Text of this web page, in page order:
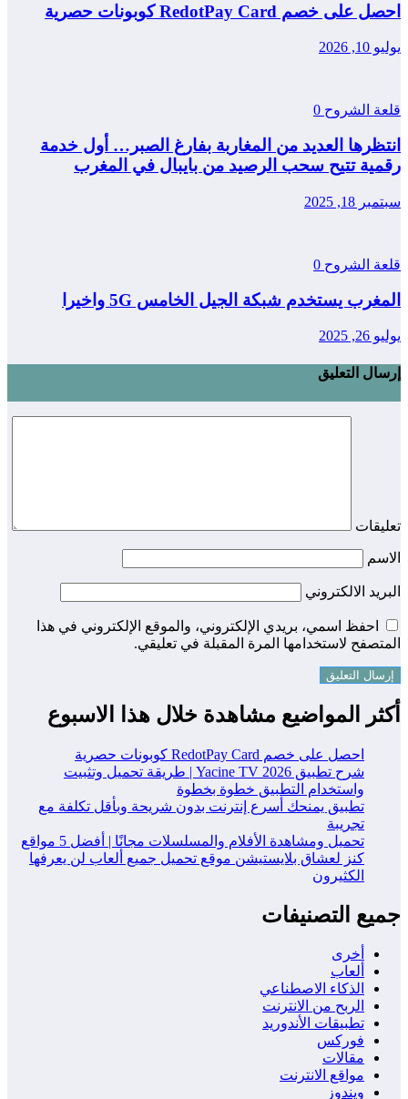
احصل على خصم RedotPay Card كوبونات حصرية
يوليو 10, 2026
قلعة الشروح 0
انتظرها العديد من المغاربة بفارغ الصبر… أول خدمة
رقمية تتيح سحب الرصيد من بايبال في المغرب
سبتمبر 18, 2025
قلعة الشروح 0
المغرب يستخدم شبكة الجيل الخامس 5G واخيرا
يوليو 26, 2025
إرسال التعليق
تعليقات
الاسم
البريد الالكتروني
احفظ اسمي، بريدي الإلكتروني، والموقع الإلكتروني في هذا
المتصفح لاستخدامها المرة المقبلة في تعليقي.
أكثر المواضيع مشاهدة خلال هذا الاسبوع
احصل على خصم RedotPay Card كوبونات حصرية
شرح تطبيق Yacine TV 2026 | طريقة تحميل وتثبيت
واستخدام التطبيق خطوة بخطوة
تطبيق يمنحك أسرع إنترنت بدون شريحة وبأقل تكلفة مع
تجريبة
تحميل ومشاهدة الأفلام والمسلسلات مجانًا | أفضل 5 مواقع
كنز لعشاق بلايستيشن موقع تحميل جميع ألعاب لن يعرفها
الكثيرون
جميع التصنيفات
أخرى
ألعاب
الذكاء الاصطناعي
الربح من الانترنت
تطبيقات الأندوريد
فوركس
مقالات
مواقع الانترنت
ويندوز